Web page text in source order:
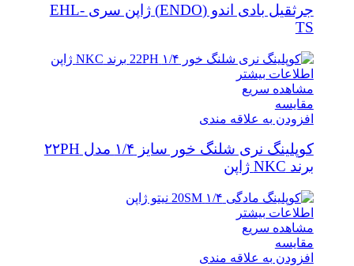
جرثقیل بادی اندو (ENDO) ژاپن سری EHL-
TS
اطلاعات بیشتر
مشاهده سریع
مقایسه
افزودن به علاقه مندی
کوپلینگ نری شلنگ خور سایز ۱/۴ مدل ۲۲PH
برند NKC ژاپن
اطلاعات بیشتر
مشاهده سریع
مقایسه
افزودن به علاقه مندی